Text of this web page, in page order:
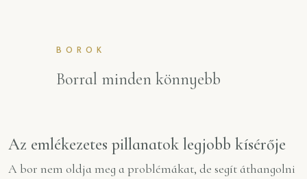
BOROK
Borral minden könnyebb
Az emlékezetes pillanatok legjobb kísérője
A bor nem oldja meg a problémákat, de segít áthangolni